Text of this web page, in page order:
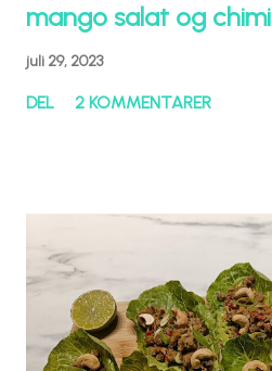
mango salat og
juli 29, 2023
DEL 2 KOMMENTARER